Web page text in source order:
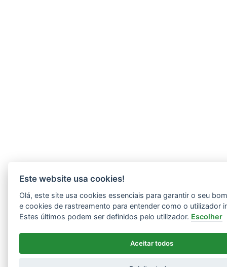
Este website usa cookies!
Olá, este site usa cookies essenciais para garantir o seu
e cookies de rastreamento para entender como o utilizador
Estes últimos podem ser definidos pelo utilizador. Escolher
Aceitar todos